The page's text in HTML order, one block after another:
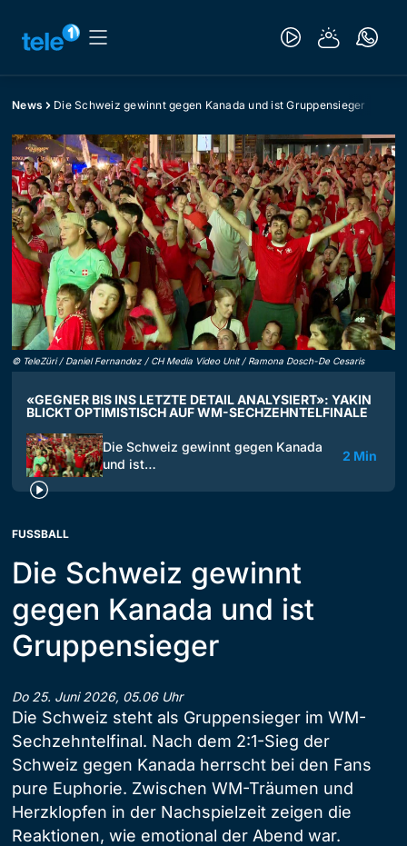
News Die Schweiz gewinnt gegen Kanada und ist Gruppensieger
© TeleZüri / Daniel Fernandez / CH Media Video Unit / Ramona Dosch-De Cesaris
«GEGNER BIS INS LETZTE DETAIL ANALYSIERT»: YAKIN
BLICKT OPTIMISTISCH AUF WM-SECHZEHNTELFINALE
Die Schweiz gewinnt gegen Kanada
und ist…
2 Min
FUSSBALL
Die Schweiz gewinnt
gegen Kanada und ist
Gruppensieger
Do 25. Juni 2026, 05.06 Uhr
Die Schweiz steht als Gruppensieger im WM-
Sechzehntelfinal. Nach dem 2:1-Sieg der
Schweiz gegen Kanada herrscht bei den Fans
pure Euphorie. Zwischen WM-Träumen und
Herzklopfen in der Nachspielzeit zeigen die
Reaktionen, wie emotional der Abend war.